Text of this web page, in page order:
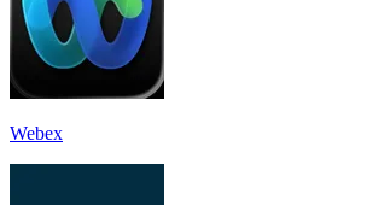
Webex